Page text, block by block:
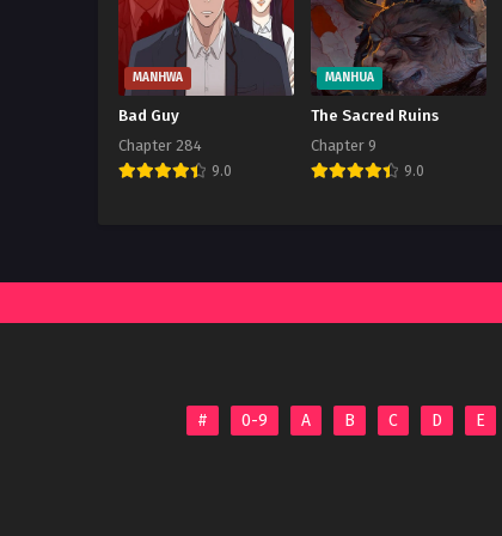
Chapter 52
July 19, 2025
Chapter 51
July 19, 2025
Chapter 50
July 19, 2025
MANHWA
Bad Guy
Chapter 284
9.0
MANHUA
The Sacred Ruins
Chapter 9
9.0
# 0-9 A B C D E